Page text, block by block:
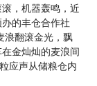
，机器轰鸣，近
的丰仓合作社
浪翻滚金光，飘
金灿灿的麦浪间
应声从储粮仓内